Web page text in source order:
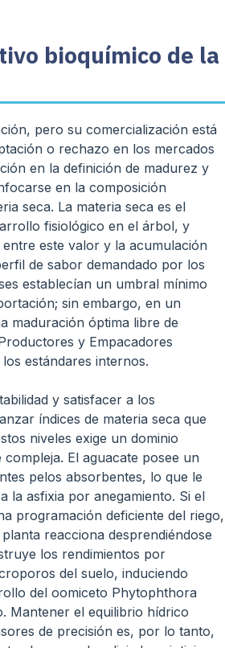
bioquímico de la
pero su comercialización está
o rechazo en los mercados
en la definición de madurez y
en la composición
seca. La materia seca es el
fisiológico en el árbol, y
este valor y la acumulación
de sabor demandado por los
establecían un umbral mínimo
sin embargo, en un
maduración óptima libre de
y Empacadores
estándares internos.
y satisfacer a los
índices de materia seca que
niveles exige un dominio
El aguacate posee un
pelos absorbentes, lo que le
la asfixia por anegamiento. Si el
programación deficiente del riego,
reacciona desprendiéndose
los rendimientos por
del suelo, induciendo
del oomiceto Phytophthora
Mantener el equilibrio hídrico
de precisión es, por lo tanto,